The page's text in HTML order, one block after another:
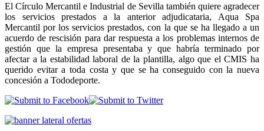
El Círculo Mercantil e Industrial de Sevilla también quiere agradecer
los servicios prestados a la anterior adjudicataria, Aqua Spa
Mercantil por los servicios prestados, con la que se ha llegado a un
acuerdo de rescisión para dar respuesta a los problemas internos de
gestión que la empresa presentaba y que habría terminado por
afectar a la estabilidad laboral de la plantilla, algo que el CMIS ha
querido evitar a toda costa y que se ha conseguido con la nueva
concesión a Tododeporte.